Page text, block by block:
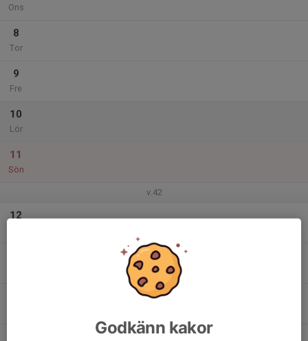
Ons
8
Tor
9
Fre
10
Lör
11
Sön
v.42
12
Godkänn kakor